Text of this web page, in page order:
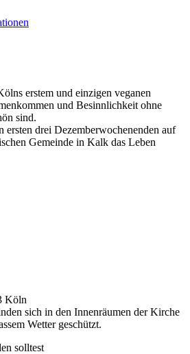
erstem und einzigen veganen
und Besinnlichkeit ohne
sind.
ersten drei Dezemberwochenenden auf
Gemeinde in Kalk das Leben
Köln
sich in den Innenräumen der Kirche
Wetter geschützt.
solltest